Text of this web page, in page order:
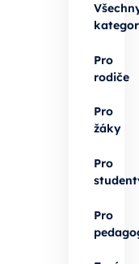
Pro
rodiče
Pro
žáky
Pro
Pro